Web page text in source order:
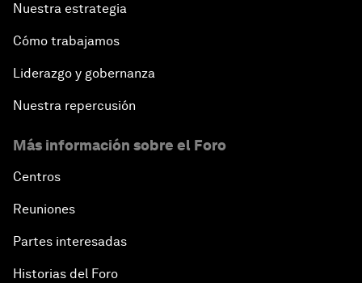
Nuestra estrategia
Cómo trabajamos
Liderazgo y gobernanza
Nuestra repercusión
Más información sobre el Foro
Centros
Reuniones
Partes interesadas
Historias del Foro